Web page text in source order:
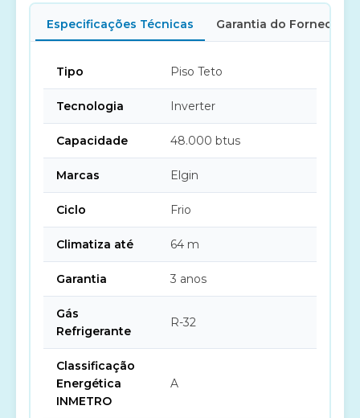
Especificações Técnicas Garantia do Fornecedor
Tipo Piso Teto
Tecnologia Inverter
Capacidade 48.000 btus
Marcas Elgin
Ciclo Frio
Climatiza até 64 m
Garantia 3 anos
Gás
Refrigerante
R-32
Classificação
Energética
INMETRO
A